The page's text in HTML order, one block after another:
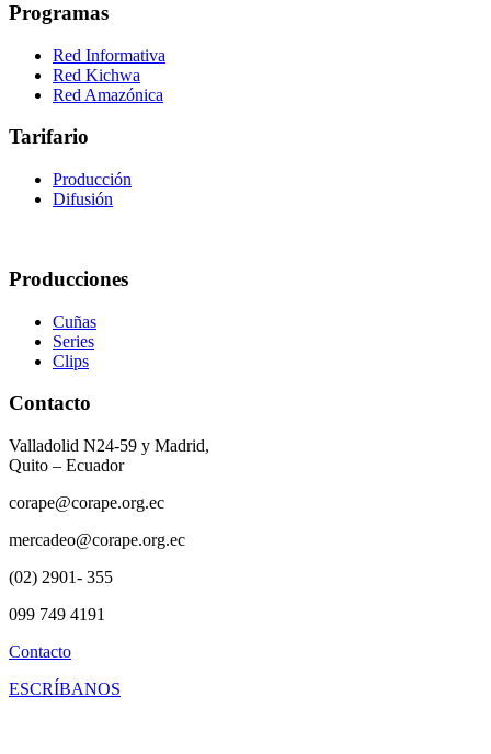
Programas
Red Informativa
Red Kichwa
Red Amazónica
Tarifario
Producción
Difusión
Producciones
Cuñas
Series
Clips
Contacto
Valladolid N24-59 y Madrid,
Quito – Ecuador
corape@corape.org.ec
mercadeo@corape.org.ec
(02) 2901- 355
099 749 4191
Contacto
ESCRÍBANOS